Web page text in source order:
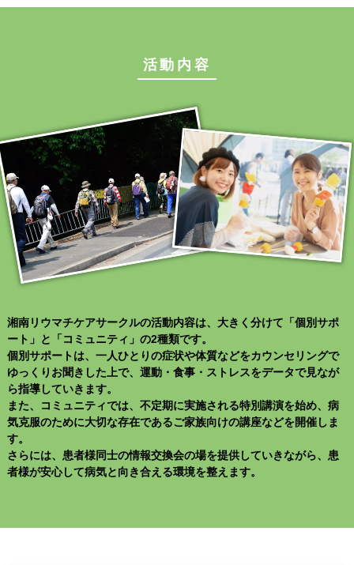
活動内容
湘南リウマチケアサークルの活動内容は、大きく分けて「個別サポ
ート」と「コミュニティ」の2種類です。
個別サポートは、一人ひとりの症状や体質などをカウンセリングで
ゆっくりお聞きした上で、運動・食事・ストレスをデータで見なが
ら指導していきます。
また、コミュニティでは、不定期に実施される特別講演を始め、病
気克服のために大切な存在であるご家族向けの講座などを開催しま
す。
さらには、患者様同士の情報交換会の場を提供していきながら、患
者様が安心して病気と向き合える環境を整えます。